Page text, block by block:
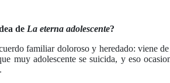
de La eterna adolescente?
familiar doloroso y heredado: viene
muy adolescente se suicida, y eso